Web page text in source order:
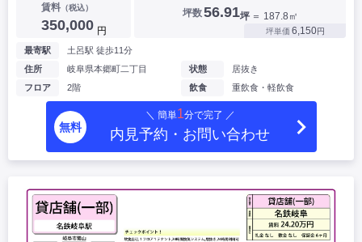
賃料（税込）
350,000 円
坪数56.91坪 ＝ 187.8㎡
坪単価 6,150円
最寄駅
土呂駅 徒歩11分
住所
岐阜県本郷町二丁目
フロア
2階
状態
居抜き
飲食
重飲食・軽飲食
無料
＼ 簡単1分で完了 ／
内見予約・お問い合わせ